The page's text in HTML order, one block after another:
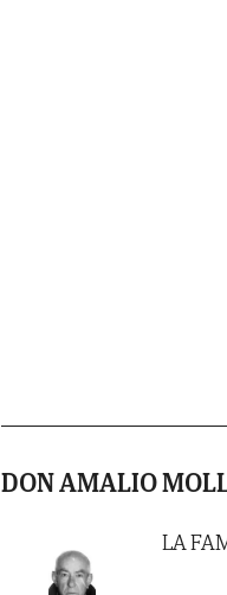
DON AMALIO
LA